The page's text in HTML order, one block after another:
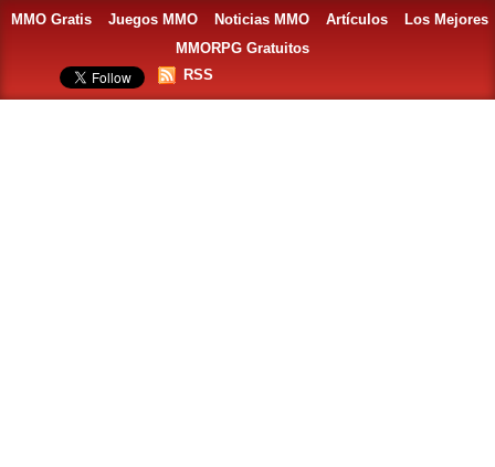
MMO Gratis Juegos MMO Noticias MMO Artículos
Los Mejores
MMORPG Gratuitos
RSS